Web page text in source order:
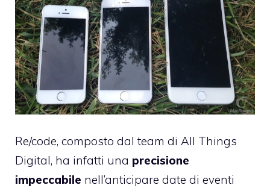
Re/code, composto dal team di All Things
Digital, ha infatti una precisione
impeccabile nell’anticipare date di eventi